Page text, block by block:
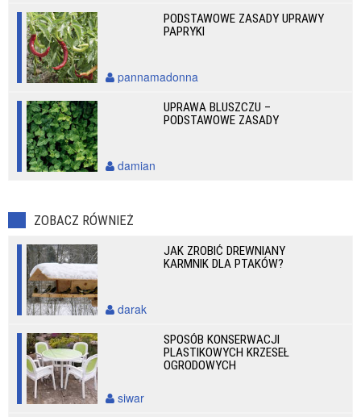
PODSTAWOWE ZASADY UPRAWY
PAPRYKI
pannamadonna
UPRAWA BLUSZCZU –
PODSTAWOWE ZASADY
damian
ZOBACZ RÓWNIEŻ
JAK ZROBIĆ DREWNIANY
KARMNIK DLA PTAKÓW?
darak
SPOSÓB KONSERWACJI
PLASTIKOWYCH KRZESEŁ
OGRODOWYCH
siwar